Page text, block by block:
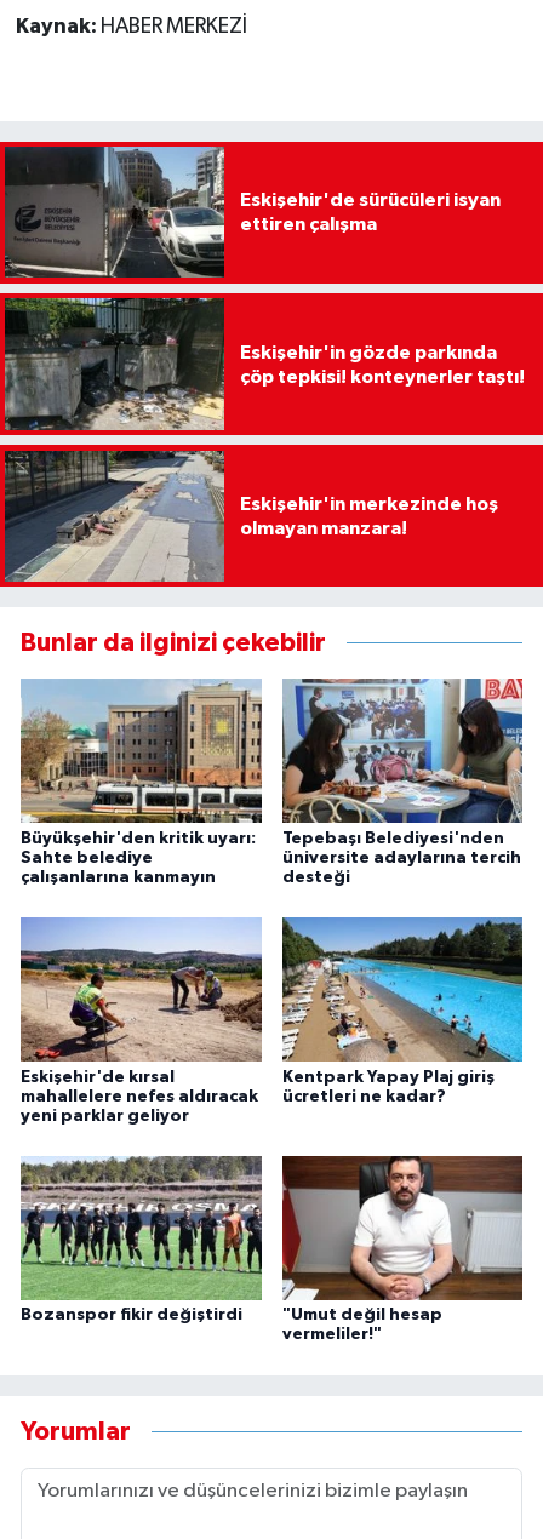
Kaynak: HABER MERKEZİ
Eskişehir'de sürücüleri isyan
ettiren çalışma
Eskişehir'in gözde parkında
çöp tepkisi! konteynerler taştı!
Eskişehir'in merkezinde hoş
olmayan manzara!
Bunlar da ilginizi çekebilir
Büyükşehir'den kritik uyarı:
Sahte belediye
çalışanlarına kanmayın
Tepebaşı Belediyesi'nden
üniversite adaylarına tercih
desteği
Eskişehir'de kırsal
mahallelere nefes aldıracak
yeni parklar geliyor
Kentpark Yapay Plaj giriş
ücretleri ne kadar?
Bozanspor fikir değiştirdi
"Umut değil hesap
vermeliler!"
Yorumlar